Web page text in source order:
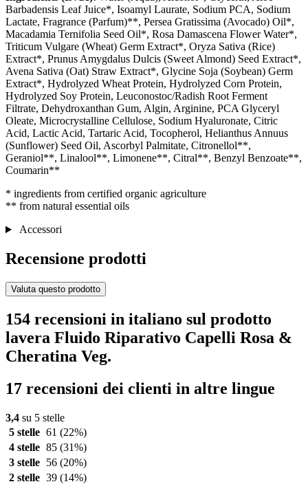
Barbadensis Leaf Juice*, Isoamyl Laurate, Sodium PCA, Sodium
Lactate, Fragrance (Parfum)**, Persea Gratissima (Avocado) Oil*,
Macadamia Ternifolia Seed Oil*, Rosa Damascena Flower Water*,
Triticum Vulgare (Wheat) Germ Extract*, Oryza Sativa (Rice)
Extract*, Prunus Amygdalus Dulcis (Sweet Almond) Seed Extract*,
Avena Sativa (Oat) Straw Extract*, Glycine Soja (Soybean) Germ
Extract*, Hydrolyzed Wheat Protein, Hydrolyzed Corn Protein,
Hydrolyzed Soy Protein, Leuconostoc/Radish Root Ferment
Filtrate, Dehydroxanthan Gum, Algin, Arginine, PCA Glyceryl
Oleate, Microcrystalline Cellulose, Sodium Hyaluronate, Citric
Acid, Lactic Acid, Tartaric Acid, Tocopherol, Helianthus Annuus
(Sunflower) Seed Oil, Ascorbyl Palmitate, Citronellol**,
Geraniol**, Linalool**, Limonene**, Citral**, Benzyl Benzoate**,
Coumarin**
* ingredients from certified organic agriculture
** from natural essential oils
Accessori
Recensione prodotti
Valuta questo prodotto
154 recensioni in italiano sul prodotto
lavera Fluido Riparativo Capelli Rosa &
Cheratina Veg.
17 recensioni dei clienti in altre lingue
3,4 su 5 stelle
5 stelle 61 (22%)
4 stelle 85 (31%)
3 stelle
56 (20%)
2 stelle 39 (14%)